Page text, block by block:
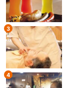
3
4